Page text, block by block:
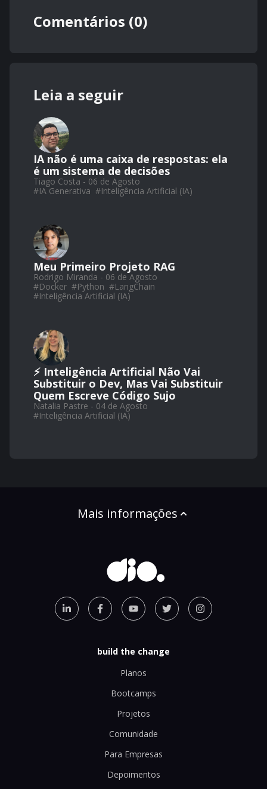
Comentários (0)
Leia a seguir
IA não é uma caixa de respostas: ela
é um sistema de decisões
Tiago Costa - 06 de Agosto
#IA Generativa #Inteligência Artificial (IA)
Meu Primeiro Projeto RAG
Rodrigo Miranda - 06 de Agosto
#Docker #Python #LangChain
#Inteligência Artificial (IA)
⚡ Inteligência Artificial Não Vai
Substituir o Dev, Mas Vai Substituir
Quem Escreve Código Sujo
Natalia Pastre - 04 de Agosto
#Inteligência Artificial (IA)
Mais informações
build the change
Planos
Bootcamps
Projetos
Comunidade
Para Empresas
Depoimentos